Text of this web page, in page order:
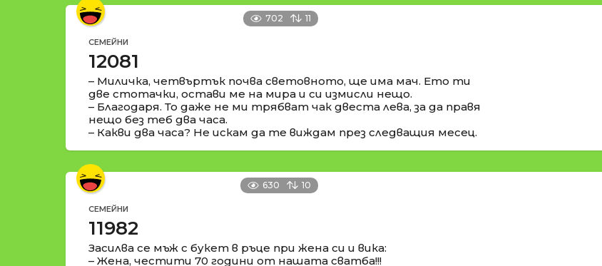
702 11
СЕМЕЙНИ
12081
– Миличка, четвъртък почва световното, ще има мач. Ето ти
две стотачки, остави ме на мира и си измисли нещо.
– Благодаря. То даже не ми трябват чак двеста лева, за да правя
нещо без теб два часа.
– Какви два часа? Не искам да те виждам през следващия месец.
630 10
СЕМЕЙНИ
11982
Засилва се мъж с букет в ръце при жена си и вика:
– Жена, честити 70 години от нашата сватба!!!